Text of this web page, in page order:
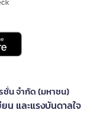
ชั่น จำกัด (มหาชน)
น และแรงบันดาลใจ